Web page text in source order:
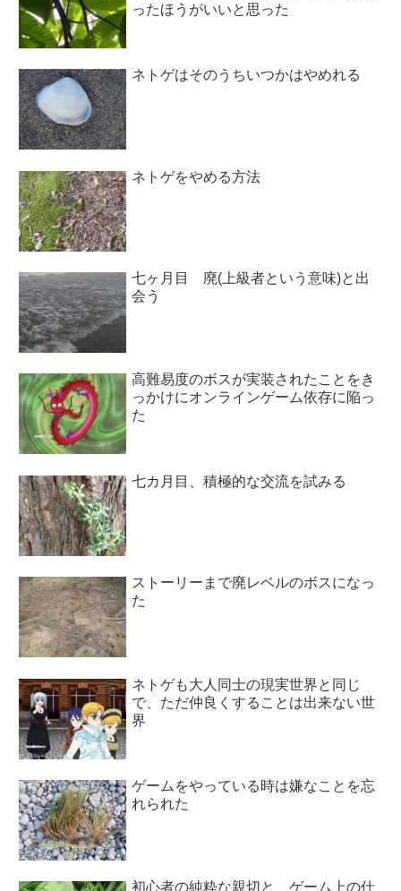
ったほうがいいと思った
ネトゲはそのうちいつかはやめれる
ネトゲをやめる方法
七ヶ月目 廃(上級者という意味)と出
会う
高難易度のボスが実装されたことをき
っかけにオンラインゲーム依存に陥っ
た
七カ月目、積極的な交流を試みる
ストーリーまで廃レベルのボスになっ
た
ネトゲも大人同士の現実世界と同じ
で、ただ仲良くすることは出来ない世
界
ゲームをやっている時は嫌なことを忘
れられた
初心者の純粋な親切と、ゲーム上の仕